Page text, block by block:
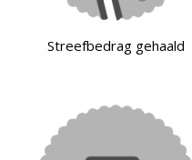
Streefbedrag gehaald